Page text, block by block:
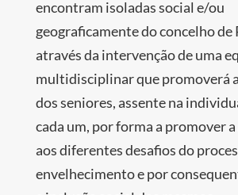
encontram isoladas social e/ou
geograficamente do concelho de
através da intervenção de uma
multidisciplinar que promoverá
dos seniores, assente na
cada um, por forma a promover
aos diferentes desafios do
envelhecimento e por